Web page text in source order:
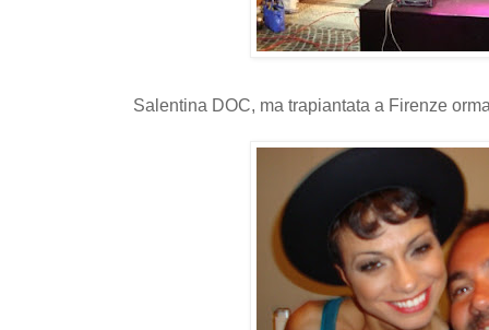
Salentina DOC, ma trapiantata a Firenze